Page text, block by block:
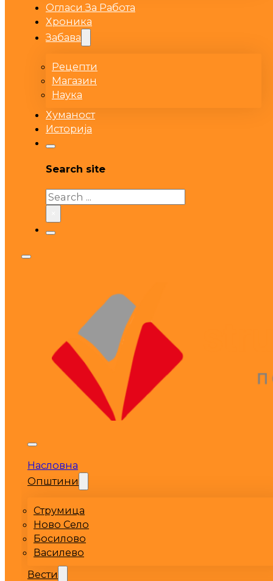
Огласи За Работа
Хроника
Забава
Рецепти
Магазин
Наука
Хуманост
Историја
Search site
Search
Насловна
Општини
Струмица
Ново Село
Босилово
Василево
Вести